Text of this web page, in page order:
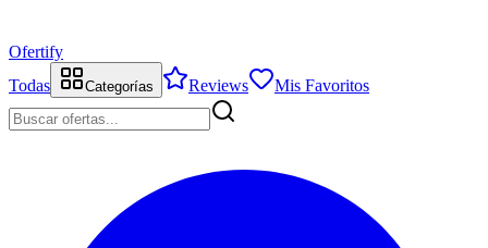
Ofertify
Todas
Categorías Reviews Mis Favoritos